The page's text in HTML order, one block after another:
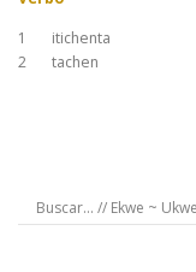
1 itichenta
2 tachen